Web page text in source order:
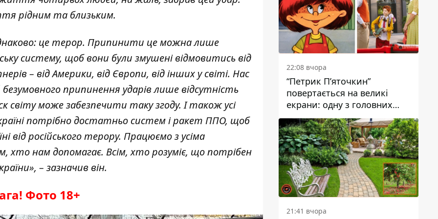
рідним та близьким.
це терор. Припинити це можна лише
систему, щоб вони були змушені відмовитись від
– від Америки, від Європи, від інших у світі. Нас
припинення ударів лише відсутність
світу може забезпечити таку згоду. І також усі
потрібно достатньо систем і ракет ППО, щоб
від російського терору. Працюємо з усіма
хто нам допомагає. Всім, хто розуміє, що потрібен
– зазначив він.
Фото 18+
22:08 вчора
“Петрик П’яточкин”
повертається на великі
екрани: одну з головних
ролей зіграє 9-річний
дніпрянин Олександр
Войтеховський
21:41 вчора